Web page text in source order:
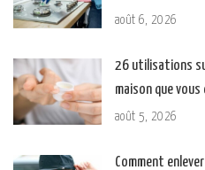
août 6, 2026
26 utilisations
maison que
août 5, 2026
Comment